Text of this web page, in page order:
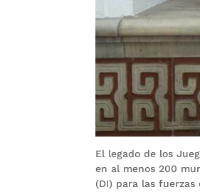
El legado de los
en al menos 200
(DI) para las